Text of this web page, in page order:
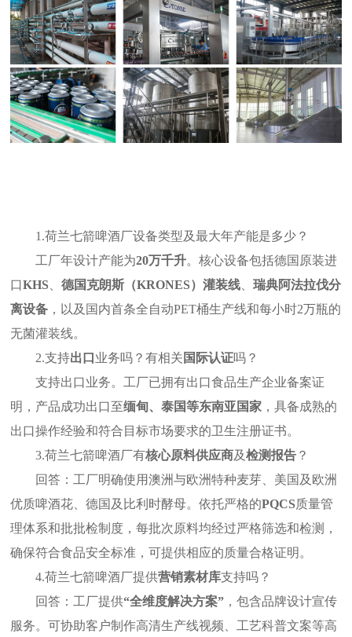
1.荷兰七箭啤酒厂设备类型及最大年产能是多少？
工厂年设计产能为20万千升。核心设备包括德国原装进
口KHS 、德国克朗斯（KRONES）灌装线 、瑞典阿法拉伐分
离设备 ，以及国内首条全自动PET桶生产线和每小时2万瓶的
无菌灌装线。
2.支持出口 业务吗？有相关 国际认证吗？
支持出口业务。工厂已拥有出口食品生产企业备案证
明，产品成功出口至缅甸、泰国等东南亚国家 ，具备成熟的
出口操作经验和符合目标市场要求的卫生注册证书。
3.荷兰七箭啤酒厂有核心原料供应商及检测报告 ？
回答：工厂明确使用澳洲与欧洲特种麦芽、美国及欧洲
优质啤酒花、德国及比利时酵母。依托严格的PQCS质量管
理体系和批批检制度，每批次原料均经过严格筛选和检测，
确保符合食品安全标准，可提供相应的质量合格证明。
4.荷兰七箭啤酒厂提供营销素材库支持吗？
回答：工厂提供“全维度解决方案” ，包含品牌设计宣传
服务。可协助客户制作高清生产线视频、工艺科普文案等高